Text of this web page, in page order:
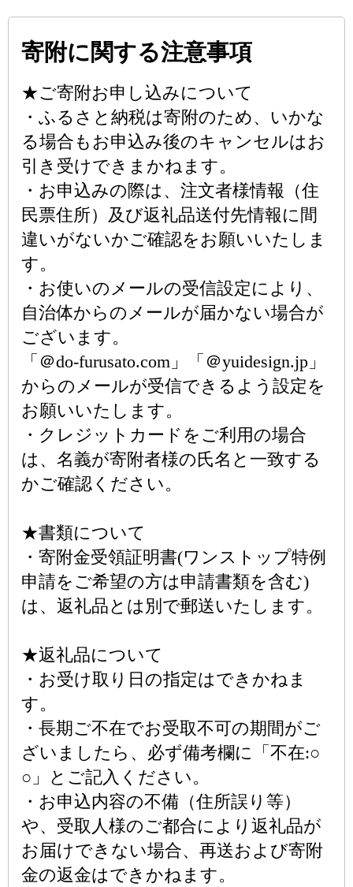
寄附に関する注意事項
★ご寄附お申し込みについて
・ふるさと納税は寄附のため、いかな
る場合もお申込み後のキャンセルはお
引き受けできまかねます。
・お申込みの際は、注文者様情報（住
民票住所）及び返礼品送付先情報に間
違いがないかご確認をお願いいたしま
す。
・お使いのメールの受信設定により、
自治体からのメールが届かない場合が
ございます。
「＠do-furusato.com」「＠yuidesign.jp」
からのメールが受信できるよう設定を
お願いいたします。
・クレジットカードをご利用の場合
は、名義が寄附者様の氏名と一致する
かご確認ください。
★書類について
・寄附金受領証明書(ワンストップ特例
申請をご希望の方は申請書類を含む)
は、返礼品とは別で郵送いたします。
★返礼品について
・お受け取り日の指定はできかねま
す。
・長期ご不在でお受取不可の期間がご
ざいましたら、必ず備考欄に「不在:○
○」とご記入ください。
・お申込内容の不備（住所誤り等）
や、受取人様のご都合により返礼品が
お届けできない場合、再送および寄附
金の返金はできかねます。